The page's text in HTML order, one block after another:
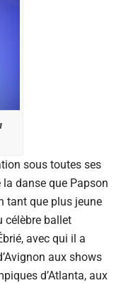
sous toutes ses
la danse que Papson
tant que plus jeune
célèbre ballet
avec qui il a
aux shows
d’Atlanta, aux